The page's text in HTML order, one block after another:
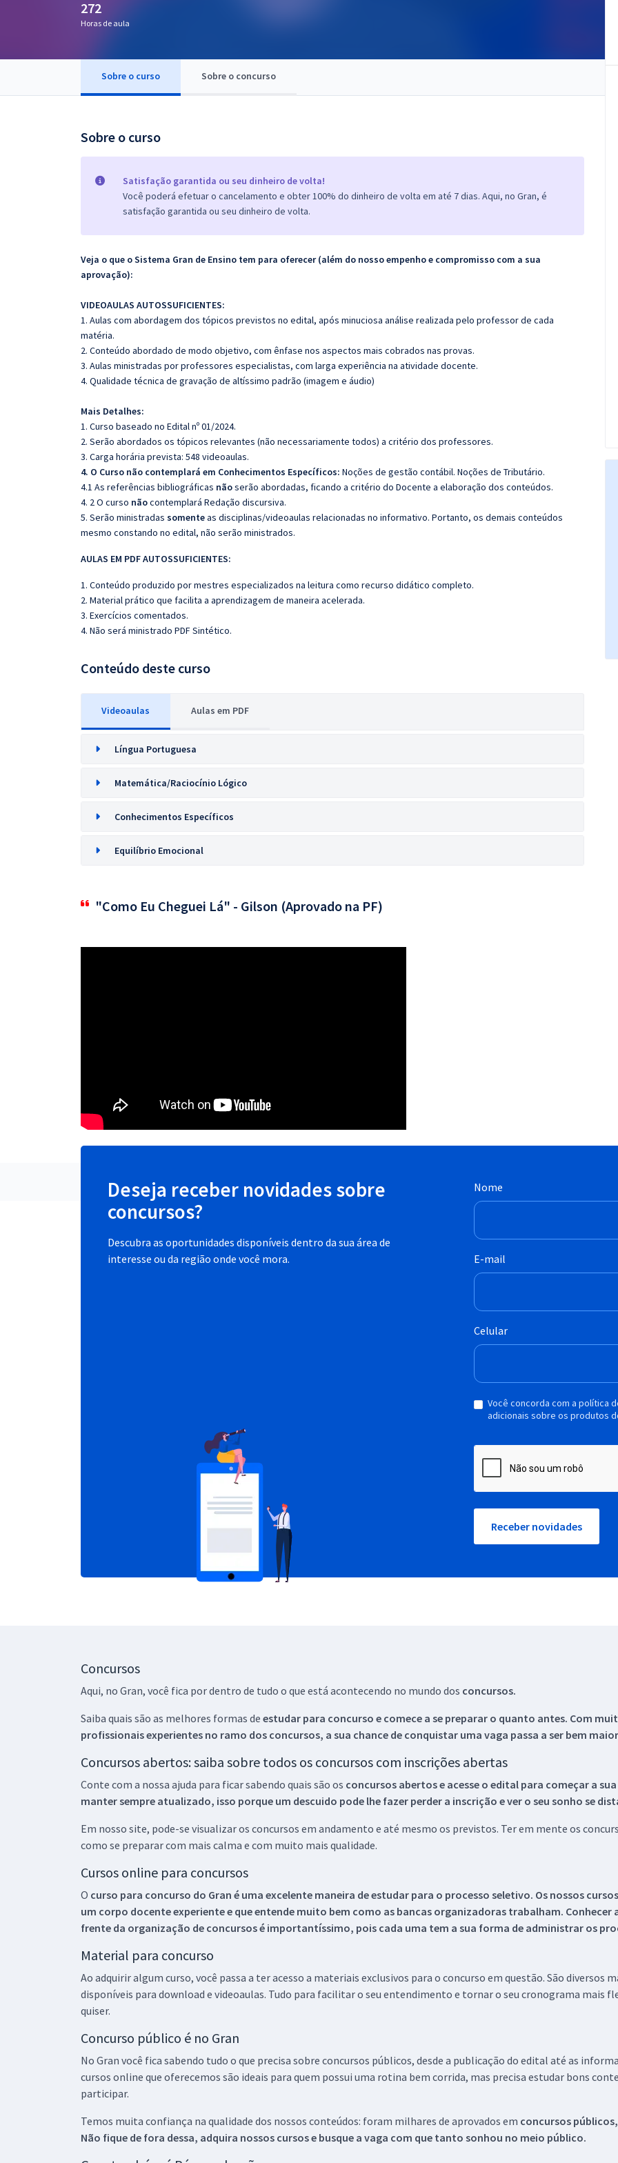
Questões grátis
272
Horas de aula
Sobre o curso Sobre o concurso
Sobre o curso
Satisfação garantida ou seu dinheiro de volta!
Você poderá efetuar o cancelamento e obter 100% do dinheiro de volta em até 7 dias. Aqui, no Gran, é
satisfação garantida ou seu dinheiro de volta.
Veja o que o Sistema Gran de Ensino tem para oferecer (além do nosso empenho e compromisso com a sua
aprovação):
VIDEOAULAS AUTOSSUFICIENTES:
1. Aulas com abordagem dos tópicos previstos no edital, após minuciosa análise realizada pelo professor de cada
matéria.
2. Conteúdo abordado de modo objetivo, com ênfase nos aspectos mais cobrados nas provas.
3. Aulas ministradas por professores especialistas, com larga experiência na atividade docente.
4. Qualidade técnica de gravação de altíssimo padrão (imagem e áudio)
Mais Detalhes:
1. Curso baseado no Edital nº 01/2024.
2. Serão abordados os tópicos relevantes (não necessariamente todos) a critério dos professores.
3. Carga horária prevista: 548 videoaulas.
4. O Curso não contemplará em Conhecimentos Específicos: Noções de gestão contábil. Noções de Tributário.
4.1 As referências bibliográficas nãoserão abordadas, ficando a critério do Docente a elaboração dos conteúdos.
4. 2 O curso nãocontemplará Redação discursiva.
5. Serão ministradas somenteas disciplinas/videoaulas relacionadas no informativo. Portanto, os demais conteúdos
mesmo constando no edital, não serão ministrados.
AULAS EM PDF AUTOSSUFICIENTES:
1. Conteúdo produzido por mestres especializados na leitura como recurso didático completo.
2. Material prático que facilita a aprendizagem de maneira acelerada.
3. Exercícios comentados.
4. Não será ministrado PDF Sintético.
Conteúdo deste curso
Videoaulas Aulas em PDF
Língua Portuguesa
Matemática/Raciocínio Lógico
Conhecimentos Específicos
Equilíbrio Emocional
"Como Eu Cheguei Lá" - Gilson (Aprovado na PF)
Deseja receber novidades sobre
concursos?
Descubra as oportunidades disponíveis dentro da sua área de
interesse ou da região onde você mora.
Nome
E-mail
Celular
Você concorda com a política
adicionais sobre os produtos
Receber novidades
Concursos
Aqui, no Gran, você fica por dentro de tudo o que está acontecendo no mundo dos concursos.
Saiba quais são as melhores formas de estudar para concurso e comece a se preparar o quanto antes. Com
profissionais experientes no ramo dos concursos, a sua chance de conquistar uma vaga passa a ser bem
Concursos abertos: saiba sobre todos os concursos com inscrições abertas
Conte com a nossa ajuda para ficar sabendo quais são os concursos abertos e acesse o edital para começar a
manter sempre atualizado, isso porque um descuido pode lhe fazer perder a inscrição e ver o seu sonho se
Em nosso site, pode-se visualizar os concursos em andamento e até mesmo os previstos. Ter em mente os
como se preparar com mais calma e com muito mais qualidade.
Cursos online para concursos
O curso para concurso do Gran é uma excelente maneira de estudar para o processo seletivo. Os nossos
um corpo docente experiente e que entende muito bem como as bancas organizadoras trabalham.
frente da organização de concursos é importantíssimo, pois cada uma tem a sua forma de administrar os
Material para concurso
Ao adquirir algum curso, você passa a ter acesso a materiais exclusivos para o concurso em questão. São
disponíveis para download e videoaulas. Tudo para facilitar o seu entendimento e tornar o seu cronograma mais
quiser.
Concurso público é no Gran
No Gran você fica sabendo tudo o que precisa sobre concursos públicos, desde a publicação do edital até as
cursos online que oferecemos são ideais para quem possui uma rotina bem corrida, mas precisa estudar bons
participar.
Temos muita confiança na qualidade dos nossos conteúdos: foram milhares de aprovados em concursos
Não fique de fora dessa, adquira nossos cursos e busque a vaga com que tanto sonhou no meio público.